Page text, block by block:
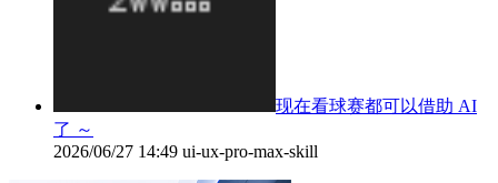
现在看球赛都可以借助 AI
了 ～
2026/06/27 14:49 ui-ux-pro-max-skill